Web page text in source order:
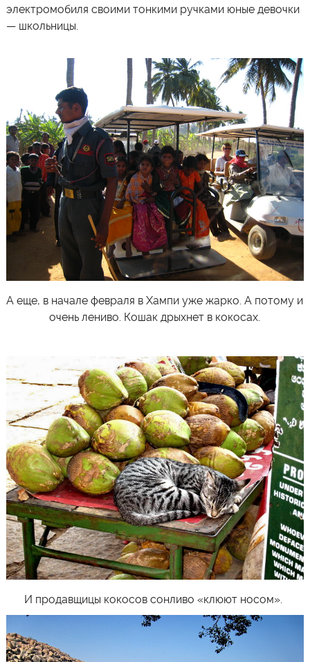
электромобиля своими тонкими ручками юные девочки
— школьницы.
А еще, в начале февраля в Хампи уже жарко. А потому и
очень лениво. Кошак дрыхнет в кокосах.
И продавщицы кокосов сонливо «клюют носом».